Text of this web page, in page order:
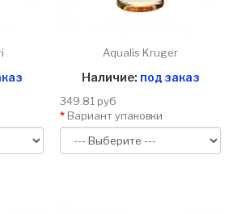
Aqualis Kruger
Наличие: под заказ
349.81 руб
Вариант упаковки